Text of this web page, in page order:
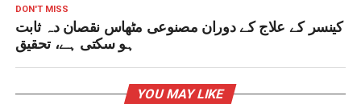
DON'T MISS
کینسر کے علاج کے دوران مصنوعی مٹھاس نقصان دہ ثابت
ہو سکتی ہے، تحقیق
YOU MAY LIKE